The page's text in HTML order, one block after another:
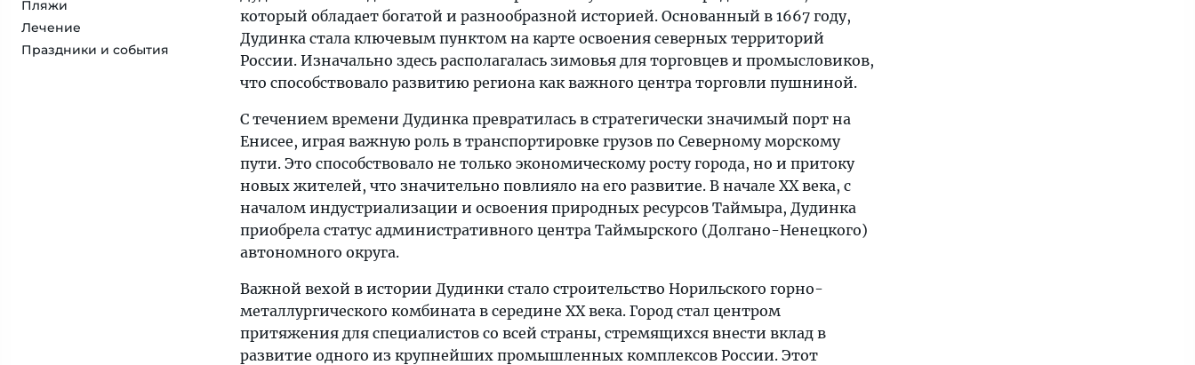
Пляжи
Лечение
Праздники и события
который обладает богатой и разнообразной историей. Основанный в 1667 году,
Дудинка стала ключевым пунктом на карте освоения северных территорий
России. Изначально здесь располагалась зимовья для торговцев и промысловиков,
что способствовало развитию региона как важного центра торговли пушниной.
С течением времени Дудинка превратилась в стратегически значимый порт на
Енисее, играя важную роль в транспортировке грузов по Северному морскому
пути. Это способствовало не только экономическому росту города, но и притоку
новых жителей, что значительно повлияло на его развитие. В начале XX века, с
началом индустриализации и освоения природных ресурсов Таймыра, Дудинка
приобрела статус административного центра Таймырского (Долгано-Ненецкого)
автономного округа.
Важной вехой в истории Дудинки стало строительство Норильского горно-
металлургического комбината в середине XX века. Город стал центром
притяжения для специалистов со всей страны, стремящихся внести вклад в
развитие одного из крупнейших промышленных комплексов России. Этот